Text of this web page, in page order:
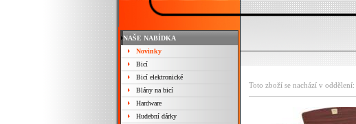
NAŠE NABÍDKA
Novinky
Bicí
Bicí elektronické
Blány na bicí
Hardware
Hudební dárky
Toto zboží se nachází v oddělení: